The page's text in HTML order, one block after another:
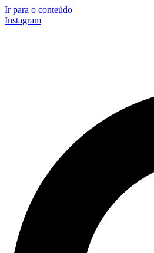
Ir para o conteúdo
Instagram